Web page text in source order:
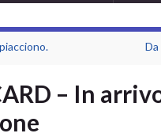
Da
– In